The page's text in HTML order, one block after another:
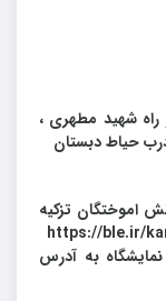
راه شهید مطهری ،
حیاط دبستان
اموختگان تزکیه
به آدرس